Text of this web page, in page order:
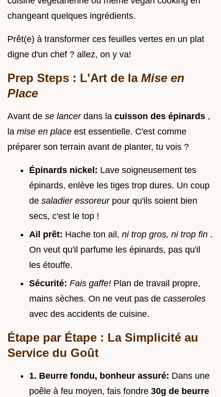
changeant quelques ingrédients.
Prêt(e) à transformer ces feuilles vertes en un plat
digne d'un chef ? allez, on y va!
Prep Steps : L'Art de la Mise en
Place
Avant de se lancer dans la cuisson des épinards ,
la mise en place est essentielle. C'est comme
préparer son terrain avant de planter, tu vois ?
Épinards nickel: Lave soigneusement tes
épinards, enlève les tiges trop dures. Un coup
de saladier essoreur pour qu'ils soient bien
secs, c'est le top !
Ail prêt: Hache ton ail, ni trop gros, ni trop fin .
On veut qu'il parfume les épinards, pas qu'il
les étouffe.
Sécurité: Fais gaffe! Plan de travail propre,
mains sèches. On ne veut pas de casseroles
avec des accidents de cuisine.
Étape par Étape : La Simplicité au
Service du Goût
1. Beurre fondu, bonheur assuré: Dans une
poêle à feu moyen, fais fondre 30g de beurre